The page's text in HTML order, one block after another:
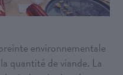
environnementale
quantité de viande. La